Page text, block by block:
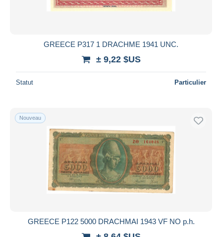
GREECE P317 1 DRACHME 1941 UNC.
± 9,22 $US
Statut Particulier
Nouveau
GREECE P122 5000 DRACHMAI 1943 VF NO p.h.